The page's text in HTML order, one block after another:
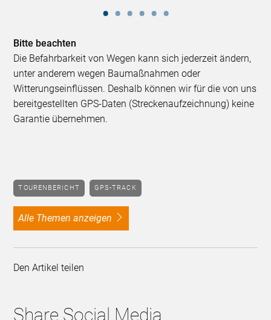
Bitte beachten
Die Befahrbarkeit von Wegen kann sich jederzeit ändern,
unter anderem wegen Baumaßnahmen oder
Witterungseinflüssen. Deshalb können wir für die von uns
bereitgestellten GPS-Daten (Streckenaufzeichnung) keine
Garantie übernehmen.
TOURENBERICHT GPS-TRACK
alle Themen anzeigen
Den Artikel teilen
Share Social Media